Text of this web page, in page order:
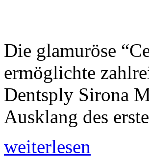
Die glamuröse
ermöglichte
Dentsply Sirona
Ausklang des
weiterlesen